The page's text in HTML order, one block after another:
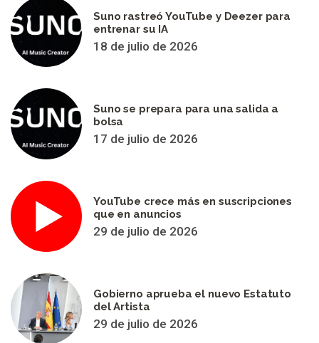
Suno rastreó YouTube y Deezer para
entrenar su IA
18 de julio de 2026
Suno se prepara para una salida a
bolsa
17 de julio de 2026
YouTube crece más en suscripciones
que en anuncios
29 de julio de 2026
Gobierno aprueba el nuevo Estatuto
del Artista
29 de julio de 2026